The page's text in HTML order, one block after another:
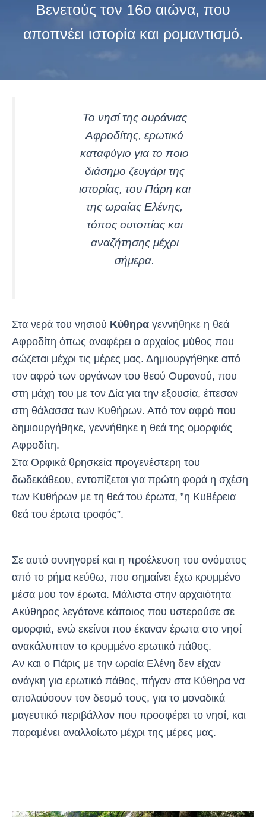
Βενετούς τον 16ο αιώνα, που
αποπνέει ιστορία και ρομαντισμό.
Το νησί της ουράνιας
Αφροδίτης, ερωτικό
καταφύγιο για το ποιο
διάσημο ζευγάρι της
ιστορίας, του Πάρη και
της ωραίας Ελένης,
τόπος ουτοπίας και
αναζήτησης μέχρι
σήμερα.
Στα νερά του νησιού Κύθηρα γεννήθηκε η θεά
Αφροδίτη όπως αναφέρει ο αρχαίος μύθος που
σώζεται μέχρι τις μέρες μας. Δημιουργήθηκε από
τον αφρό των οργάνων του θεού Ουρανού, που
στη μάχη του με τον Δία για την εξουσία, έπεσαν
στη θάλασσα των Κυθήρων. Από τον αφρό που
δημιουργήθηκε, γεννήθηκε η θεά της ομορφιάς
Αφροδίτη.
Στα Ορφικά θρησκεία προγενέστερη του
δωδεκάθεου, εντοπίζεται για πρώτη φορά η σχέση
των Κυθήρων με τη θεά του έρωτα, ‟η Κυθέρεια
θεά του έρωτα τροφός”.
Σε αυτό συνηγορεί και η προέλευση του ονόματος
από το ρήμα κεύθω, που σημαίνει έχω κρυμμένο
μέσα μου τον έρωτα. Μάλιστα στην αρχαιότητα
Ακύθηρος λεγότανε κάποιος που υστερούσε σε
ομορφιά, ενώ εκείνοι που έκαναν έρωτα στο νησί
ανακάλυπταν το κρυμμένο ερωτικό πάθος.
Αν και ο Πάρις με την ωραία Ελένη δεν είχαν
ανάγκη για ερωτικό πάθος, πήγαν στα Κύθηρα να
απολαύσουν τον δεσμό τους, για το μοναδικά
μαγευτικό περιβάλλον που προσφέρει το νησί, και
παραμένει αναλλοίωτο μέχρι της μέρες μας.